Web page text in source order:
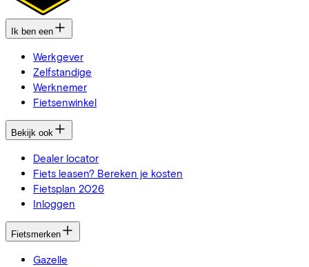
Ik ben een
Werkgever
Zelfstandige
Werknemer
Fietsenwinkel
Bekijk ook
Dealer locator
Fiets leasen? Bereken je kosten
Fietsplan 2026
Inloggen
Fietsmerken
Gazelle